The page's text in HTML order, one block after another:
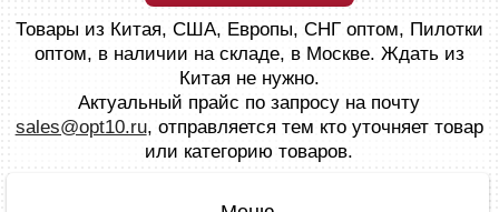
Товары из Китая, США, Европы, СНГ оптом, Пилотки
оптом, в наличии на складе, в Москве. Ждать из
Китая не нужно.
Актуальный прайс по запросу на почту
sales@opt10.ru, отправляется тем кто уточняет товар
или категорию товаров.